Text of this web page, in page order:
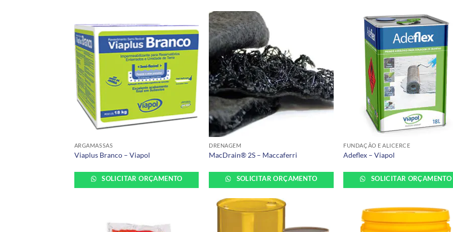
ARGAMASSAS
Viaplus Branco – Viapol
SOLICITAR ORÇAMENTO
+
DRENAGEM
MacDrain® 2S – Maccaferri
SOLICITAR ORÇAMENTO
FUNDAÇÃO E ALICERCE
Adeflex – Viapol
SOLICITAR ORÇAMENTO